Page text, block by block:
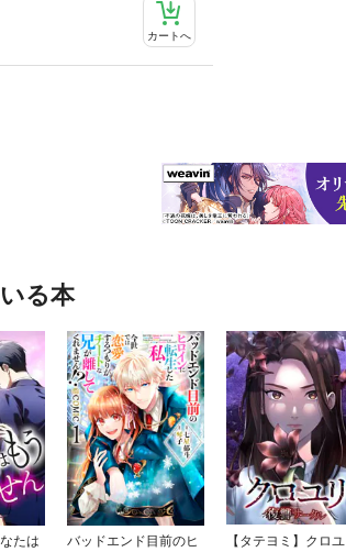
カートへ
る本
たは
バッドエンド目前のヒ
【タテヨミ】クロユ